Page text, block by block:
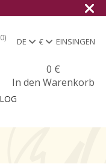
in alle
DE € EINSINGEN
0 €
In den Warenkorb